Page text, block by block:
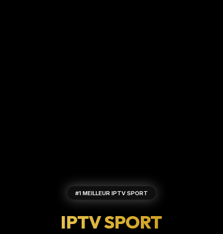
#1 MEILLEUR IPTV SPORT
IPTV SPORT